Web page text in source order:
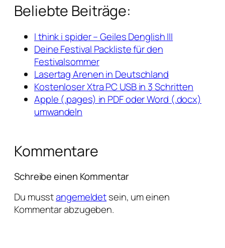
Beliebte Beiträge:
I think i spider – Geiles Denglish III
Deine Festival Packliste für den
Festivalsommer
Lasertag Arenen in Deutschland
Kostenloser Xtra PC USB in 3 Schritten
Apple (.pages) in PDF oder Word (.docx)
umwandeln
Kommentare
Schreibe einen Kommentar
Du musstangemeldetsein, um einen
Kommentar abzugeben.